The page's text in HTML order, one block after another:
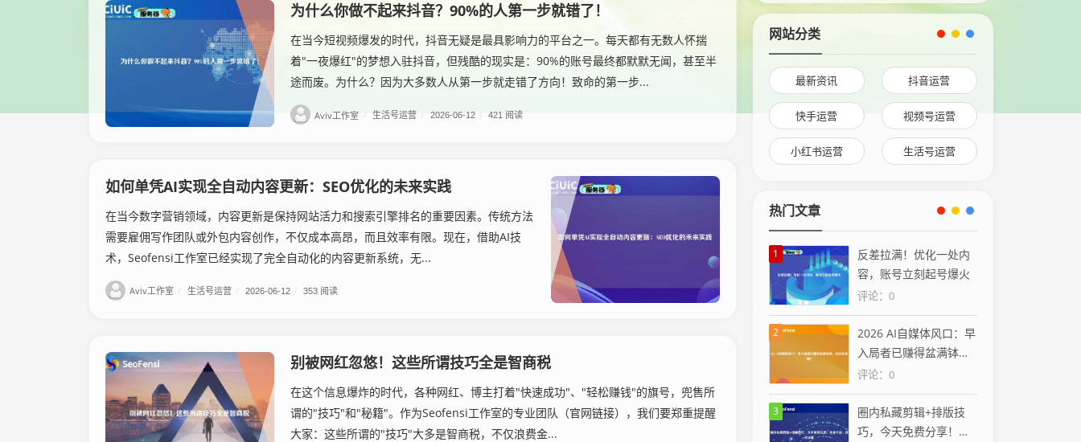
为什么你做不起来抖音？90%的人第一步就错了！
在当今短视频爆发的时代，抖音无疑是最具影响力的平台之一。每天都有无数人怀揣
着"一夜爆红"的梦想入驻抖音，但残酷的现实是：90%的账号最终都默默无闻，甚至半
途而废。为什么？因为大多数人从第一步就走错了方向！致命的第一步...
Aviv工作室 生活号运营 2026-06-12 / 421 阅读
如何单凭AI实现全自动内容更新：SEO优化的未来实践
在当今数字营销领域，内容更新是保持网站活力和搜索引擎排名的重要因素。传统方法
需要雇佣写作团队或外包内容创作，不仅成本高昂，而且效率有限。现在，借助AI技
术，Seofensi工作室已经实现了完全自动化的内容更新系统，无...
Aviv工作室 生活号运营 2026-06-12 353 阅读
别被网红忽悠！这些所谓技巧全是智商税
在这个信息爆炸的时代，各种网红、博主打着"快速成功"、"轻松赚钱"的旗号，兜售所
谓的"技巧"和"秘籍"。作为Seofensi工作室的专业团队（官网链接），我们要郑重提醒
大家：这些所谓的"技巧"大多是智商税，不仅浪费金...
网站分类
最新资讯 抖音运营
快手运营 视频号运营
小红书运营 生活号运营
热门文章
1
反差拉满！优化一处内
容，账号立刻起号爆火
评论：0
2
2026 AI自媒体风口：早
入局者已赚得盆满钵
满，你还在犹豫？
评论：0
3
圈内私藏剪辑+排版技
巧，今天免费分享！全